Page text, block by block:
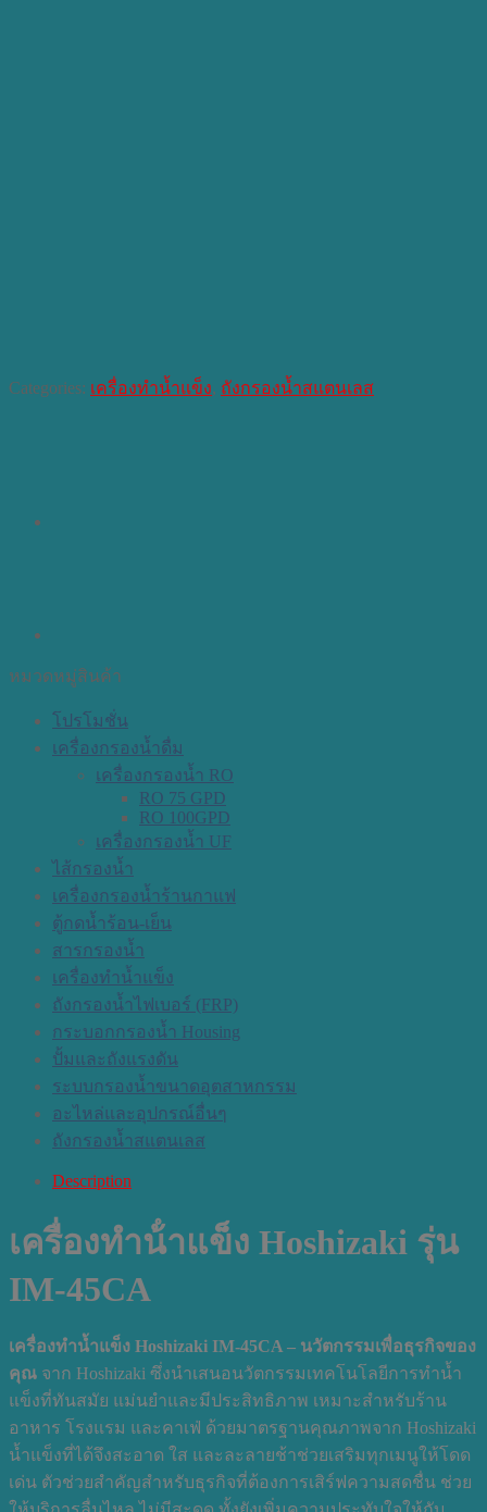
Categories: เครื่องทำน้ำแข็ง, ถังกรองน้ำสแตนเลส
หมวดหมู่สินค้า
โปรโมชั่น
เครื่องกรองน้ำดื่ม
เครื่องกรองน้ำ RO
RO 75 GPD
RO 100GPD
เครื่องกรองน้ำ UF
ไส้กรองน้ำ
เครื่องกรองน้ำร้านกาแฟ
ตู้กดน้ำร้อน-เย็น
สารกรองน้ำ
เครื่องทำน้ำแข็ง
ถังกรองน้ำไฟเบอร์ (FRP)
กระบอกกรองน้ำ Housing
ปั้มและถังแรงดัน
ระบบกรองน้ำขนาดอุตสาหกรรม
อะไหล่และอุปกรณ์อื่นๆ
ถังกรองน้ำสแตนเลส
Description
เครื่องทําน้ําแข็ง Hoshizaki รุ่น
IM-45CA
เครื่องทำน้ำแข็ง Hoshizaki IM-45CA – นวัตกรรมเพื่อธุรกิจของ
คุณ จาก Hoshizaki ซึ่งนำเสนอนวัตกรรมเทคโนโลยีการทำน้ำ
แข็งที่ทันสมัย แม่นยำและมีประสิทธิภาพ เหมาะสำหรับร้าน
อาหาร โรงแรม และคาเฟ่ ด้วยมาตรฐานคุณภาพจาก Hoshizaki
น้ำแข็งที่ได้จึงสะอาด ใส และละลายช้าช่วยเสริมทุกเมนูให้โดด
เด่น ตัวช่วยสำคัญสำหรับธุรกิจที่ต้องการเสิร์ฟความสดชื่น ช่วย